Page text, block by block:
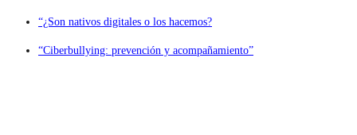
“¿Son nativos digitales o los hacemos?
“Ciberbullying: prevención y acompañamiento”